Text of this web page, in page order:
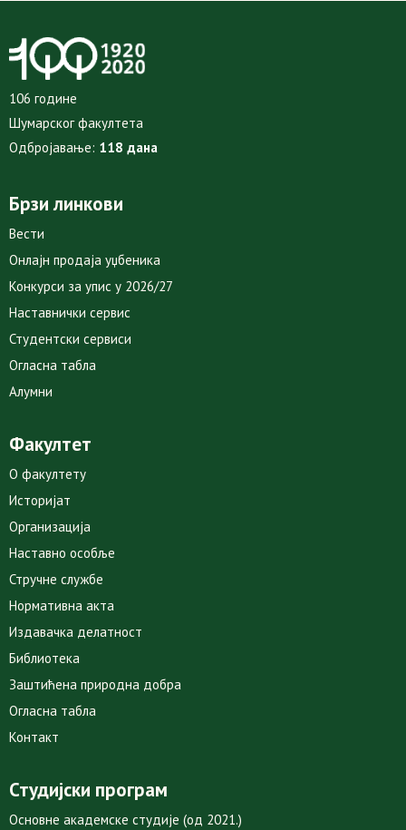
106 године
Шумарског факултета
Одбројавање: 118 дана
Брзи линкови
Вести
Онлајн продаја уџбеника
Конкурси за упис у 2026/27
Наставнички сервис
Студентски сервиси
Огласна табла
Алумни
Факултет
О факултету
Историјат
Организација
Наставно особље
Стручне службе
Нормативна акта
Издавачка делатност
Библиотека
Заштићена природна добра
Огласна табла
Контакт
Студијски програм
Основне академске студије (од 2021.)